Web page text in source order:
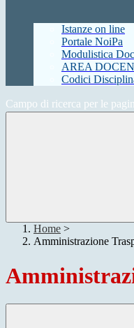
Istanze on line
Portale NoiPa
Modulistica
AREA
Codici
Campo di ricerca per le
Home >
Amministrazione